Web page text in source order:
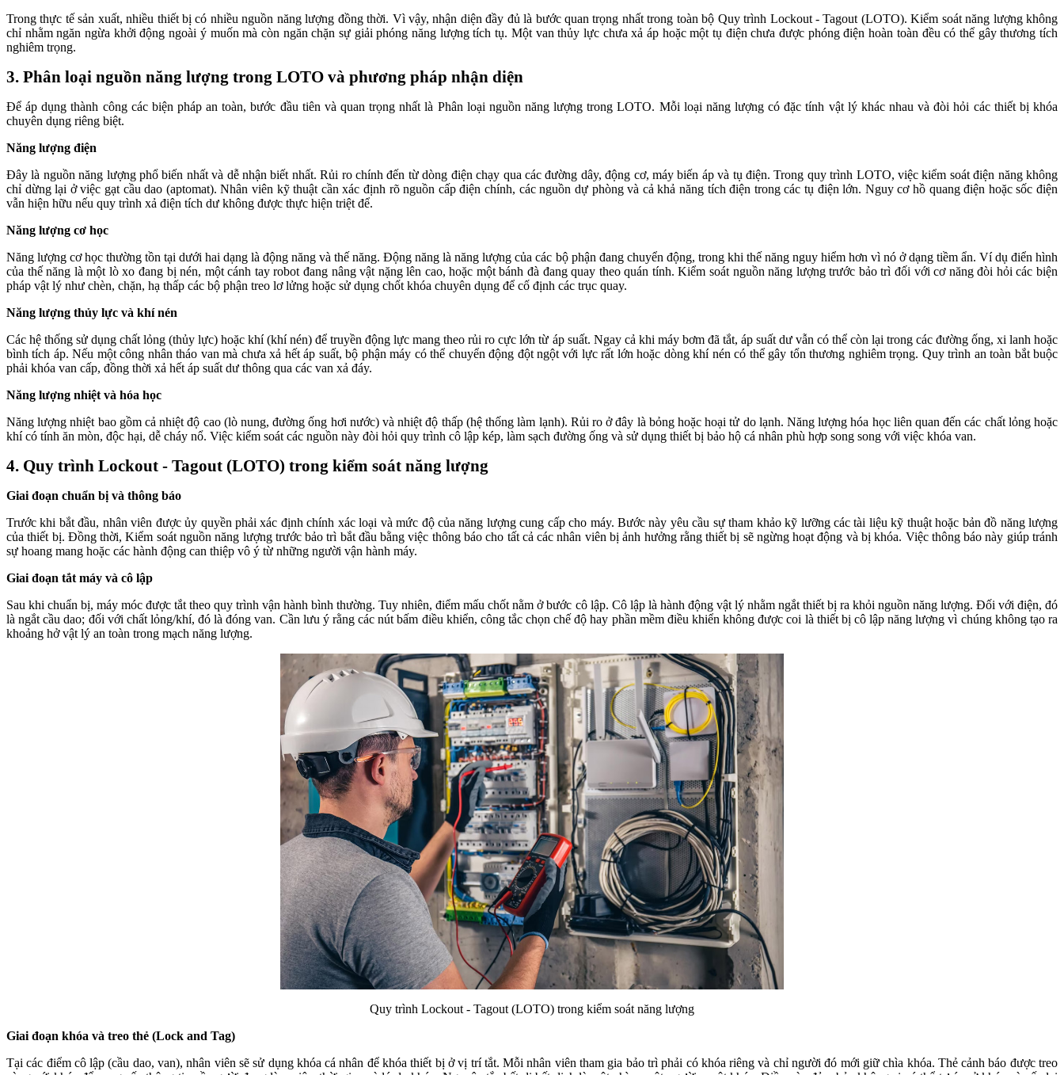
Trong thực tế sản xuất, nhiều thiết bị có nhiều nguồn năng lượng đồng thời. Vì vậy, nhận diện đầy đủ là bước quan trọng nhất trong toàn bộ Quy trình Lockout - Tagout (LOTO). Kiểm soát năng lượng không
chỉ nhằm ngăn ngừa khởi động ngoài ý muốn mà còn ngăn chặn sự giải phóng năng lượng tích tụ. Một van thủy lực chưa xả áp hoặc một tụ điện chưa được phóng điện hoàn toàn đều có thể gây thương tích
nghiêm trọng.
3. Phân loại nguồn năng lượng trong LOTO và phương pháp nhận diện
Để áp dụng thành công các biện pháp an toàn, bước đầu tiên và quan trọng nhất là Phân loại nguồn năng lượng trong LOTO. Mỗi loại năng lượng có đặc tính vật lý khác nhau và đòi hỏi các thiết bị khóa
chuyên dụng riêng biệt.
Năng lượng điện
Đây là nguồn năng lượng phổ biến nhất và dễ nhận biết nhất. Rủi ro chính đến từ dòng điện chạy qua các đường dây, động cơ, máy biến áp và tụ điện. Trong quy trình LOTO, việc kiểm soát điện năng không
chỉ dừng lại ở việc gạt cầu dao (aptomat). Nhân viên kỹ thuật cần xác định rõ nguồn cấp điện chính, các nguồn dự phòng và cả khả năng tích điện trong các tụ điện lớn. Nguy cơ hồ quang điện hoặc sốc điện
vẫn hiện hữu nếu quy trình xả điện tích dư không được thực hiện triệt để.
Năng lượng cơ học
Năng lượng cơ học thường tồn tại dưới hai dạng là động năng và thế năng. Động năng là năng lượng của các bộ phận đang chuyển động, trong khi thế năng nguy hiểm hơn vì nó ở dạng tiềm ẩn. Ví dụ điển hình
của thế năng là một lò xo đang bị nén, một cánh tay robot đang nâng vật nặng lên cao, hoặc một bánh đà đang quay theo quán tính. Kiểm soát nguồn năng lượng trước bảo trì đối với cơ năng đòi hỏi các biện
pháp vật lý như chèn, chặn, hạ thấp các bộ phận treo lơ lửng hoặc sử dụng chốt khóa chuyên dụng để cố định các trục quay.
Năng lượng thủy lực và khí nén
Các hệ thống sử dụng chất lỏng (thủy lực) hoặc khí (khí nén) để truyền động lực mang theo rủi ro cực lớn từ áp suất. Ngay cả khi máy bơm đã tắt, áp suất dư vẫn có thể còn lại trong các đường ống, xi lanh hoặc
bình tích áp. Nếu một công nhân tháo van mà chưa xả hết áp suất, bộ phận máy có thể chuyển động đột ngột với lực rất lớn hoặc dòng khí nén có thể gây tổn thương nghiêm trọng. Quy trình an toàn bắt buộc
phải khóa van cấp, đồng thời xả hết áp suất dư thông qua các van xả đáy.
Năng lượng nhiệt và hóa học
Năng lượng nhiệt bao gồm cả nhiệt độ cao (lò nung, đường ống hơi nước) và nhiệt độ thấp (hệ thống làm lạnh). Rủi ro ở đây là bỏng hoặc hoại tử do lạnh. Năng lượng hóa học liên quan đến các chất lỏng hoặc
khí có tính ăn mòn, độc hại, dễ cháy nổ. Việc kiểm soát các nguồn này đòi hỏi quy trình cô lập kép, làm sạch đường ống và sử dụng thiết bị bảo hộ cá nhân phù hợp song song với việc khóa van.
4. Quy trình Lockout - Tagout (LOTO) trong kiểm soát năng lượng
Giai đoạn chuẩn bị và thông báo
Trước khi bắt đầu, nhân viên được ủy quyền phải xác định chính xác loại và mức độ của năng lượng cung cấp cho máy. Bước này yêu cầu sự tham khảo kỹ lưỡng các tài liệu kỹ thuật hoặc bản đồ năng lượng
của thiết bị. Đồng thời, Kiểm soát nguồn năng lượng trước bảo trì bắt đầu bằng việc thông báo cho tất cả các nhân viên bị ảnh hưởng rằng thiết bị sẽ ngừng hoạt động và bị khóa. Việc thông báo này giúp tránh
sự hoang mang hoặc các hành động can thiệp vô ý từ những người vận hành máy.
Giai đoạn tắt máy và cô lập
Sau khi chuẩn bị, máy móc được tắt theo quy trình vận hành bình thường. Tuy nhiên, điểm mấu chốt nằm ở bước cô lập. Cô lập là hành động vật lý nhằm ngắt thiết bị ra khỏi nguồn năng lượng. Đối với điện, đó
là ngắt cầu dao; đối với chất lỏng/khí, đó là đóng van. Cần lưu ý rằng các nút bấm điều khiển, công tắc chọn chế độ hay phần mềm điều khiển không được coi là thiết bị cô lập năng lượng vì chúng không tạo ra
khoảng hở vật lý an toàn trong mạch năng lượng.
Quy trình Lockout - Tagout (LOTO) trong kiểm soát năng lượng
Giai đoạn khóa và treo thẻ (Lock and Tag)
Tại các điểm cô lập (cầu dao, van), nhân viên sẽ sử dụng khóa cá nhân để khóa thiết bị ở vị trí tắt. Mỗi nhân viên tham gia bảo trì phải có khóa riêng và chỉ người đó mới giữ chìa khóa. Thẻ cảnh báo được treo